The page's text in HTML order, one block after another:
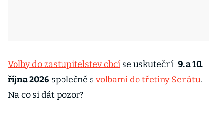
Volby do zastupitelstev obcí se uskuteční 9. a 10.
října 2026 společně s volbami do třetiny Senátu.
Na co si dát pozor?